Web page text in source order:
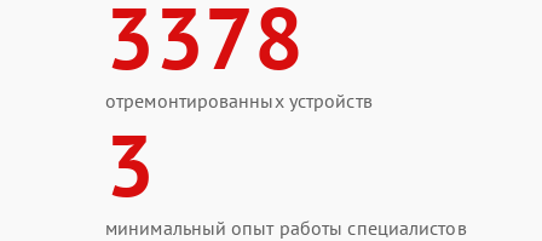
3378
отремонтированных устройств
3
минимальный опыт работы специалистов